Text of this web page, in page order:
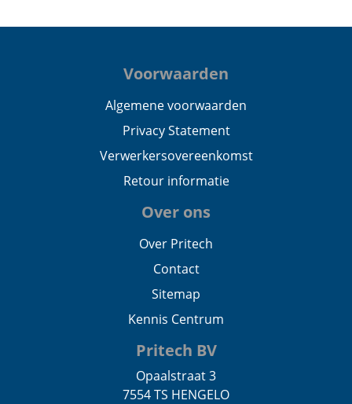
Voorwaarden
Algemene voorwaarden
Privacy Statement
Verwerkersovereenkomst
Retour informatie
Over ons
Over Pritech
Contact
Sitemap
Kennis Centrum
Pritech BV
Opaalstraat 3
7554 TS HENGELO